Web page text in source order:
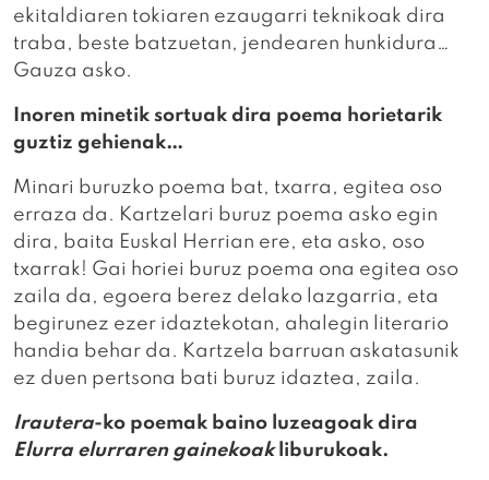
ekitaldiaren tokiaren ezaugarri teknikoak dira
traba, beste batzuetan, jendearen hunkidura…
Gauza asko.
Inoren minetik sortuak dira poema horietarik
guztiz gehienak…
Minari buruzko poema bat, txarra, egitea oso
erraza da. Kartzelari buruz poema asko egin
dira, baita Euskal Herrian ere, eta asko, oso
txarrak! Gai horiei buruz poema ona egitea oso
zaila da, egoera berez delako lazgarria, eta
begirunez ezer idaztekotan, ahalegin literario
handia behar da. Kartzela barruan askatasunik
ez duen pertsona bati buruz idaztea, zaila.
Irautera-ko poemak baino luzeagoak dira
Elurra elurraren gainekoakliburukoak.